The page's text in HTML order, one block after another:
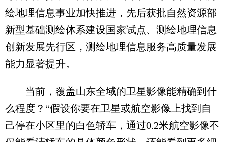
绘地理信息事业加快推进，先后获批自然资源部
新型基础测绘体系建设国家试点、测绘地理信息
创新发展先行区，测绘地理信息服务高质量发展
能力显著提升。
当前，覆盖山东全域的卫星影像能精确到什
么程度？“假设你要在卫星或航空影像上找到自
己停在小区里的白色轿车，通过0.2米航空影像不